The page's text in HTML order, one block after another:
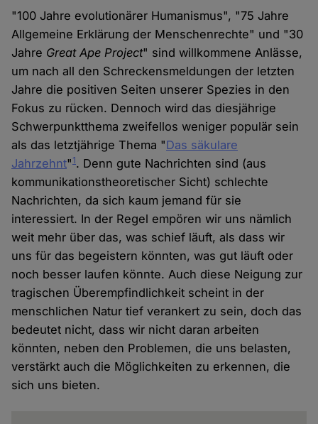
"100 Jahre evolutionärer Humanismus", "75 Jahre
Allgemeine Erklärung der Menschenrechte" und "30
Jahre Great Ape Project" sind willkommene Anlässe,
um nach all den Schreckensmeldungen der letzten
Jahre die positiven Seiten unserer Spezies in den
Fokus zu rücken. Dennoch wird das diesjährige
Schwerpunktthema zweifellos weniger populär sein
als das letztjährige Thema "Das säkulare
Jahrzehnt"1. Denn gute Nachrichten sind (aus
kommunikationstheoretischer Sicht) schlechte
Nachrichten, da sich kaum jemand für sie
interessiert. In der Regel empören wir uns nämlich
weit mehr über das, was schief läuft, als dass wir
uns für das begeistern könnten, was gut läuft oder
noch besser laufen könnte. Auch diese Neigung zur
tragischen Überempfindlichkeit scheint in der
menschlichen Natur tief verankert zu sein, doch das
bedeutet nicht, dass wir nicht daran arbeiten
könnten, neben den Problemen, die uns belasten,
verstärkt auch die Möglichkeiten zu erkennen, die
sich uns bieten.